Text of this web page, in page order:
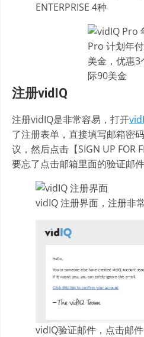
ENTERPRISE 4种
Pro 计划年
美金，优惠3
际90美金
注册vidIQ
注册vidIQ是非常容易，打开
了注册表单，直接填写邮箱密
议，然后点击【SIGN UP FOR
要忘了点击邮箱里面的验证邮
vidIQ 注册界面，注册非常
vidIQ验证邮件，点击邮